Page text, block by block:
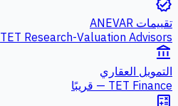
verified
تقييمات ANEVAR
TET Research-Valuation Advisors
account_balance
التمويل العقاري
TET Finance — قريبًا
calculate